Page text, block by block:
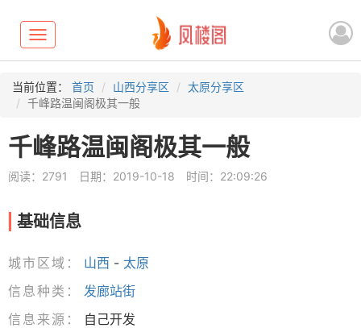
Toggle
navigation
当前位置： 首页 山西分享区
太原分享区
千峰路温闽阁极其一般
千峰路温闽阁极其一般
阅读：2791 日期：2019-10-18 时间：22:09:26
基础信息
城市区域： 山西 - 太原
信息种类：
发廊站街
信息来源：
自己开发